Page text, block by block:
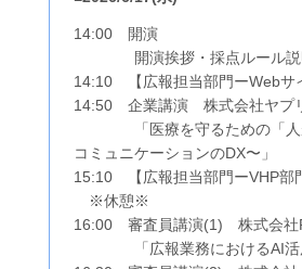
14:00 開演
開演挨拶・採点ルール説
14:10 【広報担当部門ーWebサ
14:50 企業講演 株式会社ヤプ
「医療を守るための「人が
コミュニケーションのDX〜」
15:10 【広報担当部門ーVHP部
※休憩※
16:00 審査員講演(1) 株式会社
「広報業務におけるAI活